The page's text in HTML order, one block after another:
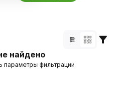
найдено
параметры фильтрации